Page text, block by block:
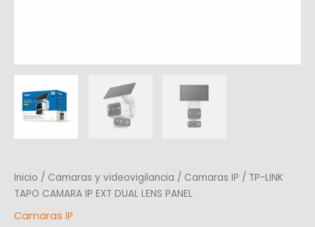
Inicio / Camaras y videovigilancia / Camaras IP / TP-LINK
TAPO CAMARA IP EXT DUAL LENS PANEL
Camaras IP